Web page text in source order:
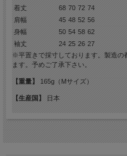
着丈
68 70 72 74
肩幅
45 48 52 56
身幅
50 54 58 62
袖丈
24 25 26 27
※平置きで採寸しております。製造の
ます。予めご了承下さい。
【重量】165g（Mサイズ）
【生産国】日本